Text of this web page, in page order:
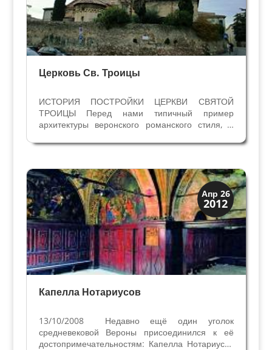
Церковь Св. Троицы
ИСТОРИЯ ПОСТРОЙКИ ЦЕРКВИ СВЯТОЙ
ТРОИЦЫ Перед нами типичный пример
архитектуры веронского романского стиля, с
кирпичной кладки на колокольне и в атрио
церквушки на этом месте сохранились...
Апр 26
2012
Верона
Средневековая
Капелла Нотариусов
13/10/2008 Недавно ещё один уголок
средневековой Вероны присоединился к её
достопримечательностям: Капелла Нотариусов